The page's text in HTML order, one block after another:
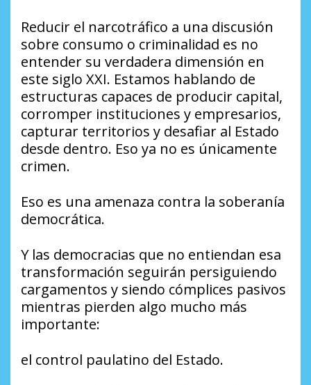
Reducir el narcotráfico a una discusión
sobre consumo o criminalidad es no
entender su verdadera dimensión en
este siglo XXI. Estamos hablando de
estructuras capaces de producir capital,
corromper instituciones y empresarios,
capturar territorios y desafiar al Estado
desde dentro. Eso ya no es únicamente
crimen.
Eso es una amenaza contra la soberanía
democrática.
Y las democracias que no entiendan esa
transformación seguirán persiguiendo
cargamentos y siendo cómplices pasivos
mientras pierden algo mucho más
importante:
el control paulatino del Estado.